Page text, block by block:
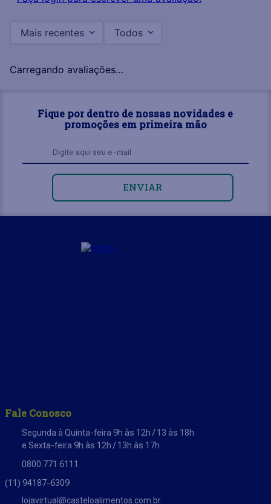
Mais recentes Todos
Carregando avaliações…
Fique por dentro de nossas novidades e
promoções em primeira mão
ENVIAR
Fale Conosco
Segunda à Quinta-feira 9h às 12h / 13 às 18h
e Sexta-feira 9h às 12h / 13h às 17h
0800 771 6111
(11) 94187-6309
lojavirtual@casteloalimentos.com.br